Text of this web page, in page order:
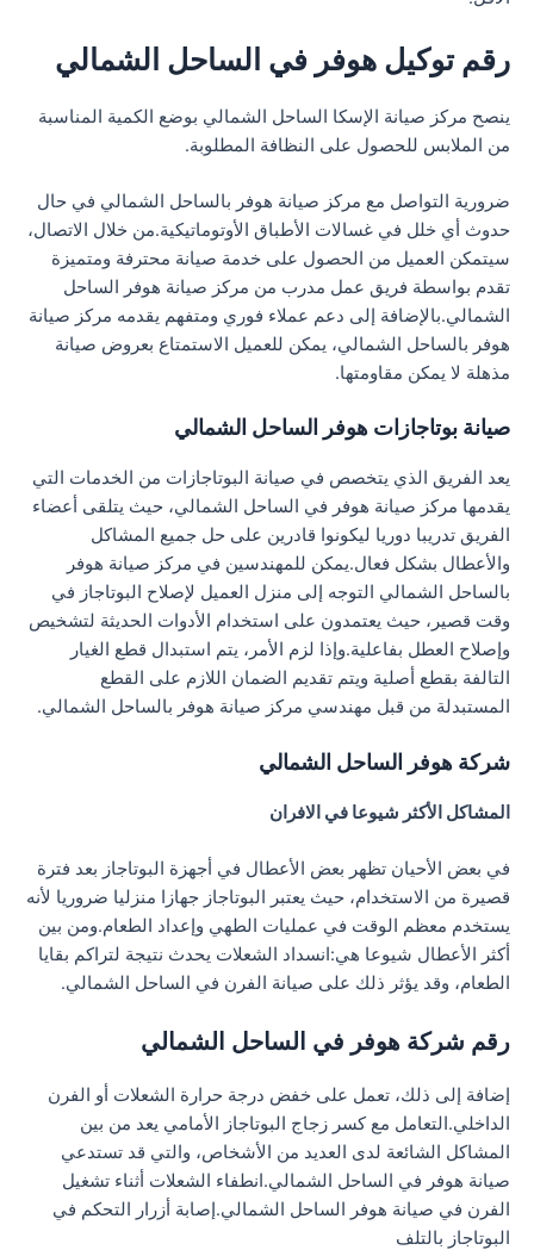
رقم توكيل هوفر في الساحل الشمالي
ينصح مركز صيانة الإسكا الساحل الشمالي بوضع الكمية المناسبة
من الملابس للحصول على النظافة المطلوبة.
ضرورية التواصل مع مركز صيانة هوفر بالساحل الشمالي في حال
حدوث أي خلل في غسالات الأطباق الأوتوماتيكية.من خلال الاتصال،
سيتمكن العميل من الحصول على خدمة صيانة محترفة ومتميزة
تقدم بواسطة فريق عمل مدرب من مركز صيانة هوفر الساحل
الشمالي.بالإضافة إلى دعم عملاء فوري ومتفهم يقدمه مركز صيانة
هوفر بالساحل الشمالي، يمكن للعميل الاستمتاع بعروض صيانة
مذهلة لا يمكن مقاومتها.
صيانة بوتاجازات هوفر الساحل الشمالي
يعد الفريق الذي يتخصص في صيانة البوتاجازات من الخدمات التي
يقدمها مركز صيانة هوفر في الساحل الشمالي، حيث يتلقى أعضاء
الفريق تدريبا دوريا ليكونوا قادرين على حل جميع المشاكل
والأعطال بشكل فعال.يمكن للمهندسين في مركز صيانة هوفر
بالساحل الشمالي التوجه إلى منزل العميل لإصلاح البوتاجاز في
وقت قصير، حيث يعتمدون على استخدام الأدوات الحديثة لتشخيص
وإصلاح العطل بفاعلية.وإذا لزم الأمر، يتم استبدال قطع الغيار
التالفة بقطع أصلية ويتم تقديم الضمان اللازم على القطع
المستبدلة من قبل مهندسي مركز صيانة هوفر بالساحل الشمالي.
شركة هوفر الساحل الشمالي
المشاكل الأكثر شيوعا في الافران
في بعض الأحيان تظهر بعض الأعطال في أجهزة البوتاجاز بعد فترة
قصيرة من الاستخدام، حيث يعتبر البوتاجاز جهازا منزليا ضروريا لأنه
يستخدم معظم الوقت في عمليات الطهي وإعداد الطعام.ومن بين
أكثر الأعطال شيوعا هي:انسداد الشعلات يحدث نتيجة لتراكم بقايا
الطعام، وقد يؤثر ذلك على صيانة الفرن في الساحل الشمالي.
رقم شركة هوفر في الساحل الشمالي
إضافة إلى ذلك، تعمل على خفض درجة حرارة الشعلات أو الفرن
الداخلي.التعامل مع كسر زجاج البوتاجاز الأمامي يعد من بين
المشاكل الشائعة لدى العديد من الأشخاص، والتي قد تستدعي
صيانة هوفر في الساحل الشمالي.انطفاء الشعلات أثناء تشغيل
الفرن في صيانة هوفر الساحل الشمالي.إصابة أزرار التحكم في
البوتاجاز بالتلف